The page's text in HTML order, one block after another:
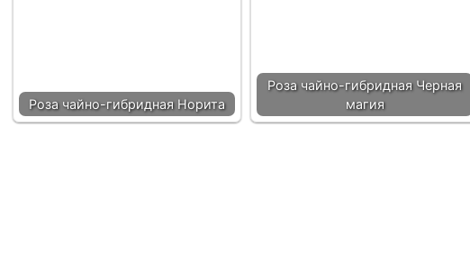
Роза чайно-гибридная Норита
Роза чайно-гибридная Черная
магия